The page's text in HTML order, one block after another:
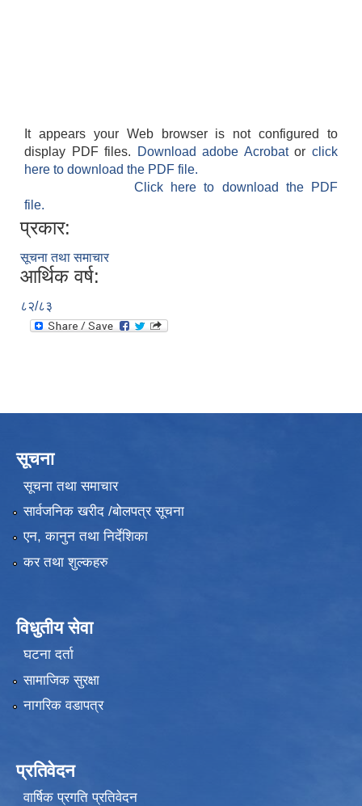
It appears your Web browser is not configured to
display PDF files.
Download adobe Acrobatorclick
here to download the PDF file.
Click here to download the PDF
file.
प्रकार:
सूचना तथा समाचार
आर्थिक वर्ष:
८२/८३
सूचना
सूचना तथा समाचार
सार्वजनिक खरीद /बोलपत्र सूचना
एन, कानुन तथा निर्देशिका
कर तथा शुल्कहरु
विधुतीय सेवा
घटना दर्ता
सामाजिक सुरक्षा
नागरिक वडापत्र
प्रतिवेदन
वार्षिक प्रगति प्रतिवेदन